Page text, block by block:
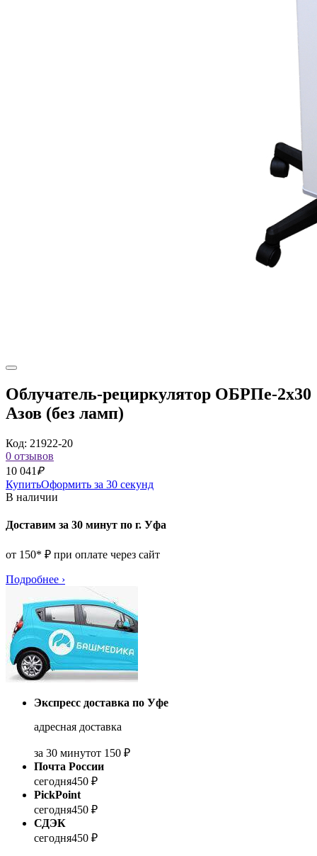
Облучатель-рециркулятор ОБРПе-2x30
Азов (без ламп)
Код: 21922-20
0 отзывов
10 041₽
КупитьОформить за 30 секунд
В наличии
Доставим за 30 минут по г. Уфа
от 150* ₽ при оплате через сайт
Подробнее ›
Экспресс доставка по Уфе
адресная доставка
за 30 минутот 150 ₽
Почта России
сегодня450 ₽
PickPoint
сегодня450 ₽
СДЭК
сегодня450 ₽